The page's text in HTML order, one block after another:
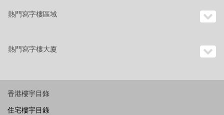
熱門寫字樓區域
熱門寫字樓大廈
香港樓宇目錄
住宅樓宇目錄